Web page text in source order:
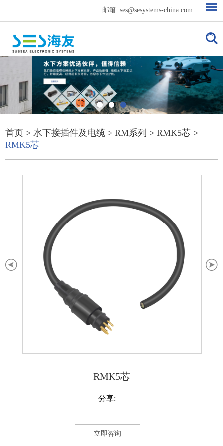
邮箱: ses@sesystems-china.com
首页 > 水下接插件及电缆 >RM系列 >RMK5芯 >
RMK5芯
RMK5芯
分享:
立即咨询